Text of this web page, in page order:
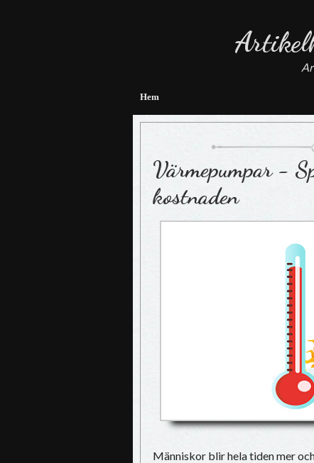
Hem
Värmepumpar -
kostnaden
Människor blir hela tiden mer